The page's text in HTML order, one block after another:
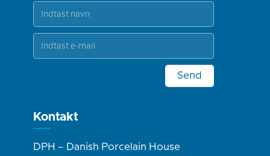
Send
Kontakt
DPH – Danish Porcelain House